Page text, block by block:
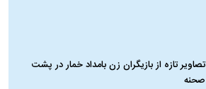
تصاویر تازه از بازیگران زن بامداد خمار در پشت
صحنه